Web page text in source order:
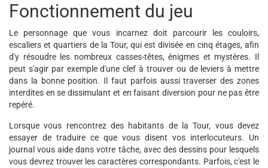
Fonctionnement du jeu
Le personnage que vous incarnez doit parcourir les couloirs,
escaliers et quartiers de la Tour, qui est divisée en cinq étages, afin
d'y résoudre les nombreux casses-têtes, énigmes et mystères. Il
peut s'agir par exemple d'une clef à trouver ou de leviers à mettre
dans la bonne position. Il faut parfois aussi traverser des zones
interdites en se dissimulant et en faisant diversion pour ne pas être
repéré.
Lorsque vous rencontrez des habitants de la Tour, vous devez
essayer de traduire ce que vous disent vos interlocuteurs. Un
journal vous aide dans votre tâche, avec des dessins pour lesquels
vous devrez trouver les caractères correspondants. Parfois, c'est le